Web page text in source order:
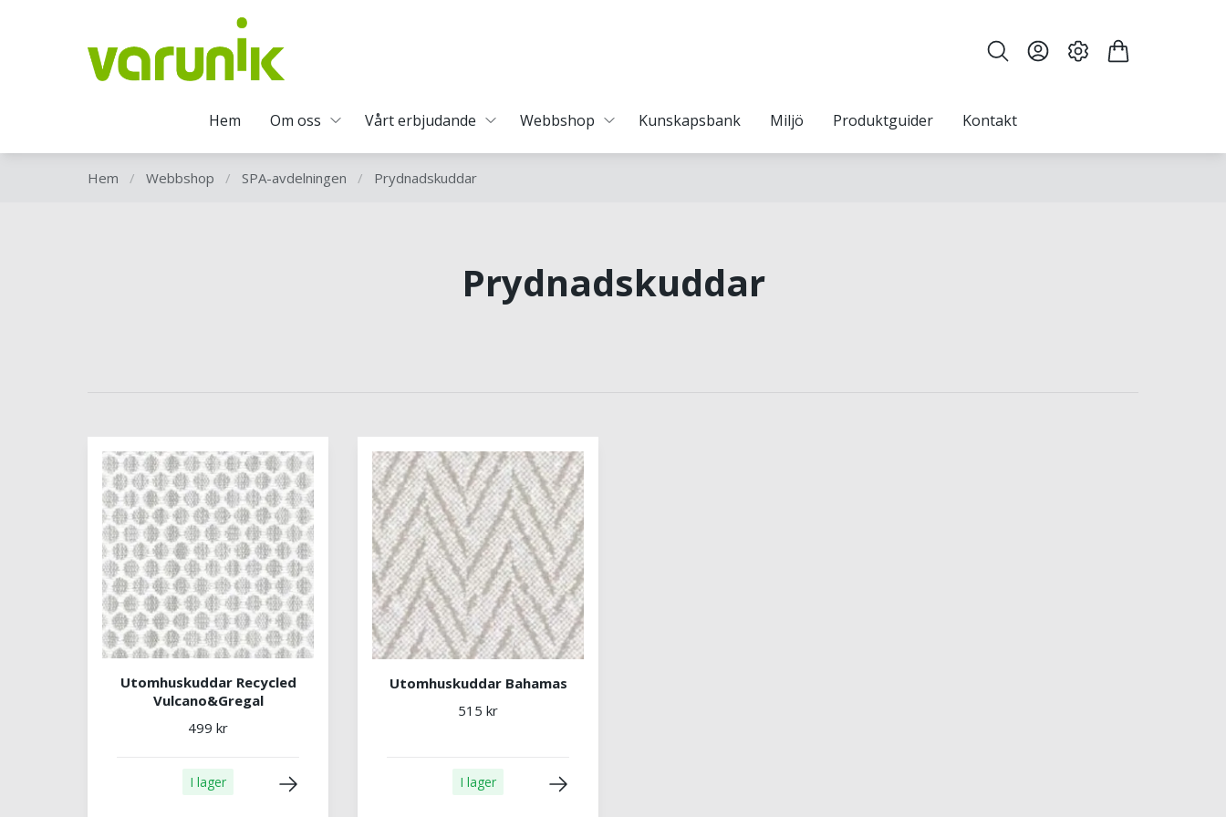
Hem Om oss Vårt erbjudande Webbshop Kunskapsbank Miljö Produktguider Kontakt
Hem / Webbshop / SPA-avdelningen / Prydnadskuddar
Prydnadskuddar
Utomhuskuddar Recycled
Vulcano&Gregal
499 kr
I lager
Utomhuskuddar Bahamas
515 kr
I lager